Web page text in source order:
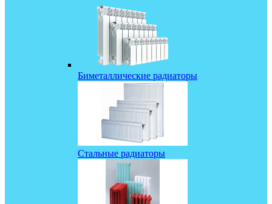
Биметаллические радиаторы
Стальные радиаторы